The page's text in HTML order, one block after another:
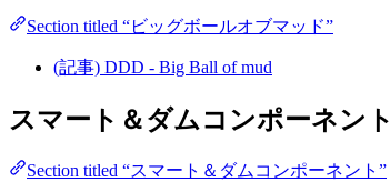
Section titled “ビッグボールオブマッド”
(記事) DDD - Big Ball of mud
スマート＆ダムコンポーネント
Section titled “スマート＆ダムコンポーネント”